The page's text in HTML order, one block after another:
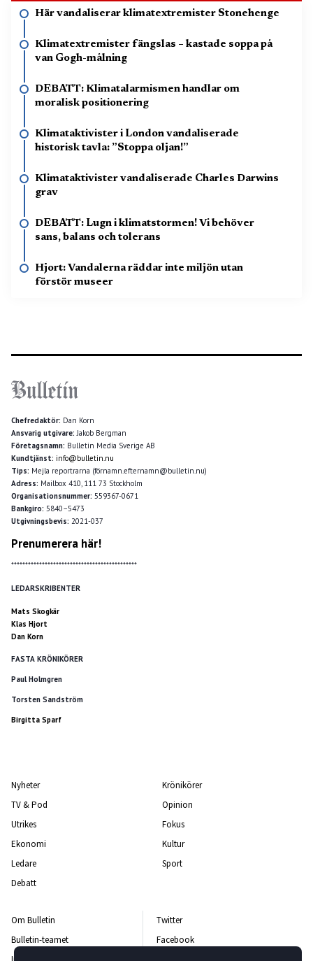
Här vandaliserar klimatextremister Stonehenge
Klimatextremister fängslas – kastade soppa på
van Gogh-målning
DEBATT: Klimatalarmismen handlar om
moralisk positionering
Klimataktivister i London vandaliserade
historisk tavla: ”Stoppa oljan!”
Klimataktivister vandaliserade Charles Darwins
grav
DEBATT: Lugn i klimatstormen! Vi behöver
sans, balans och tolerans
Hjort: Vandalerna räddar inte miljön utan
förstör museer
Chefredaktör: Dan Korn
Ansvarig utgivare:Jakob Bergman
Företagsnamn: Bulletin Media Sverige AB
Kundtjänst: info@bulletin.nu
Tips: Mejla reportrarna (förnamn.efternamn@bulletin.nu)
Adress: Mailbox 410, 111 73 Stockholm
Organisationsnummer: 559367-0671
Bankgiro: 5840–5473
Utgivningsbevis: 2021-037
Prenumerera här!
*********************************************
LEDARSKRIBENTER
Mats Skogkär
Klas Hjort
Dan Korn
FASTA KRÖNIKÖRER
Paul Holmgren
Torsten Sandström
Birgitta Sparf
Nyheter
TV & Pod
Utrikes
Ekonomi
Ledare
Debatt
Krönikörer
Opinion
Fokus
Kultur
Sport
Om Bulletin
Bulletin-teamet
Twitter
Facebook